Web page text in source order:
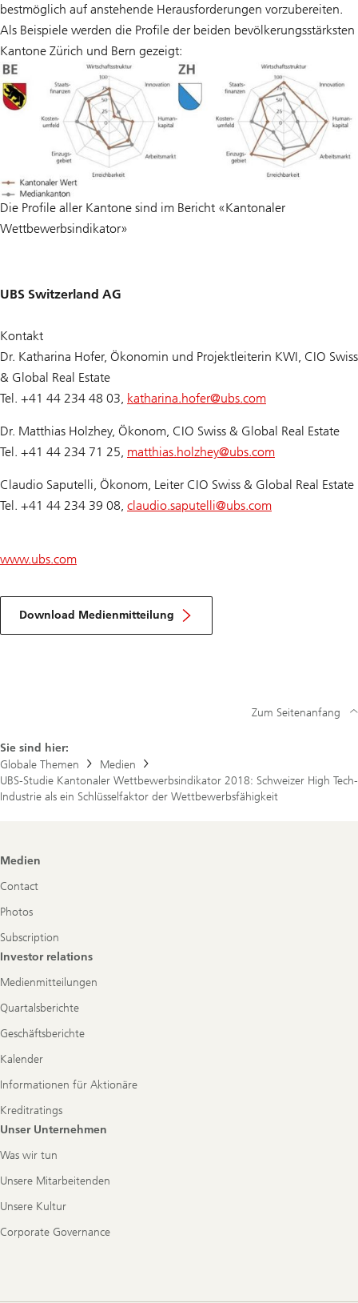
bestmöglich auf anstehende Herausforderungen vorzubereiten.
Als Beispiele werden die Profile der beiden bevölkerungsstärksten
Kantone Zürich und Bern gezeigt:
Die Profile aller Kantone sind im Bericht «Kantonaler
Wettbewerbsindikator»
UBS Switzerland AG
Kontakt
Dr. Katharina Hofer, Ökonomin und Projektleiterin KWI, CIO Swiss
& Global Real Estate
Tel. +41 44 234 48 03, katharina.hofer@ubs.com
Dr. Matthias Holzhey, Ökonom, CIO Swiss & Global Real Estate
Tel. +41 44 234 71 25, matthias.holzhey@ubs.com
Claudio Saputelli, Ökonom, Leiter CIO Swiss & Global Real Estate
Tel. +41 44 234 39 08, claudio.saputelli@ubs.com
www.ubs.com
Download Medienmitteilung
Sie sind hier:
Globale Themen
Medien
UBS-Studie Kantonaler Wettbewerbsindikator 2018: Schweizer High Tech-
Industrie als ein Schlüsselfaktor der Wettbewerbsfähigkeit
Zum Seitenanfang
Footer
Medien
Contact
Photos
Subscription
Investor relations
Medienmitteilungen
Quartalsberichte
Geschäftsberichte
Kalender
Informationen für Aktionäre
Kreditratings
Unser Unternehmen
Was wir tun
Unsere Mitarbeitenden
Unsere Kultur
Corporate Governance